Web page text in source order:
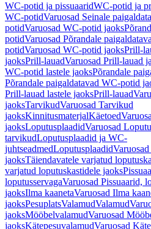
WC-potid ja pissuaaridWC-potid ja
WC-potidVaruosad Seinale
potidVaruosad WC-potid jaoks
potidVaruosad Põrandale
potidVaruosad WC-potid jaoksPrill-
jaoksPrill-lauadVaruosad Prill-lauad
WC-potid lastele jaoksPõrandale
Põrandale paigaldatavad WC-potid
Prill-lauad lastele jaoksPrill-lauad
jaoksTarvikudVaruosad Tarvikud
jaoksKinnitusmaterjalKäetoed
jaoksLoputusplaadidVaruosad
tarvikudLoputusplaadid ja WC-
juhtseadmedLoputusplaadid
jaoksTäiendavatele varjatud
varjatud loputuskastidele jaoks
loputusservagaVaruosad Pissuaarid,
jaoksIlma kaanetaVaruosad Ilma
jaoksPesuplatsValamudValamud
jaoksMööbelvalamudVaruosad
jaoksKätepesuvalamudVaruosad